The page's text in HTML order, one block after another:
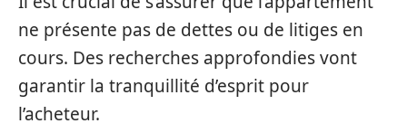
ne présente pas de dettes ou de litiges en
cours. Des recherches approfondies vont
garantir la tranquillité d’esprit pour
l’acheteur.